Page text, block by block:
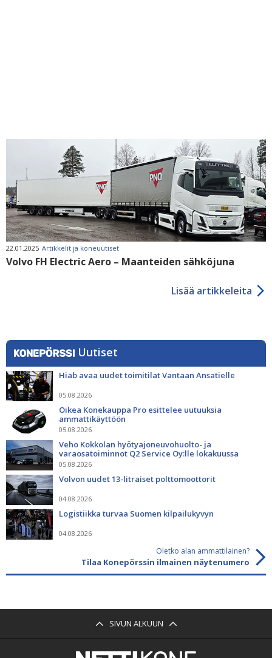
22.01.2025 Artikkelit ja koneuutiset
Volvo FH Electric Aero – Maanteiden sähköjuna
Lisää artikkeleita
Uutiset
Hiab avaa uudet toimitilat Vantaan Ansatielle
05.08.2026
Oikea Konekauppa Pro esittelee uutuuksia
ammattikäyttöön
05.08.2026
Veho Kokkolan hyötyajoneuvohuolto- ja
varaosatoiminnot Q2 Service Oy:lle lokakuussa
05.08.2026
Volvon uudet 13-litraiset polttomoottorit
04.08.2026
Logistiikka turvaa Suomen kilpailukyvyn
04.08.2026
Oletko alan ammattilainen?
Tilaa Konepörssin ilmainen näytenumero
SIVUN ALKUUN